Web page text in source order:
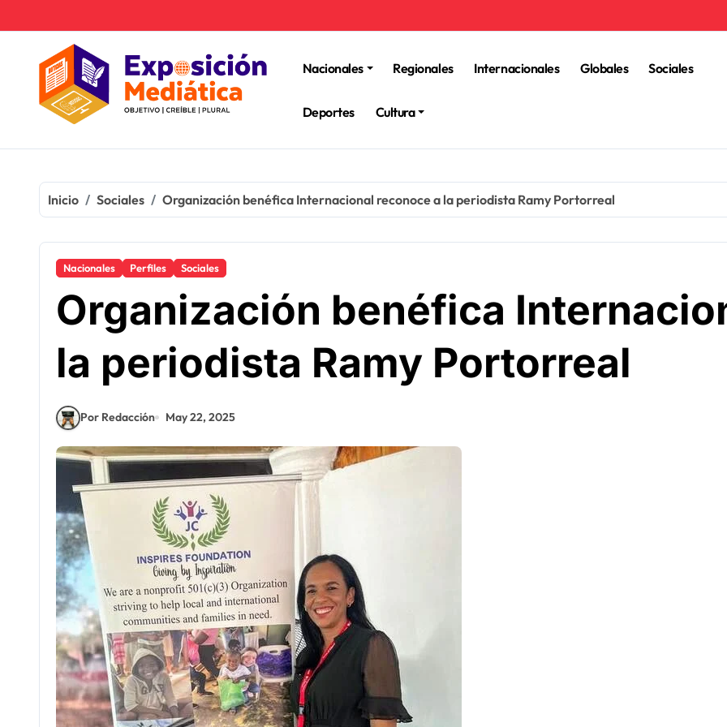
Nacionales
Regionales Internacionales Globales Sociales
Deportes Cultura
Inicio Sociales Organización benéfica Internacional reconoce a la periodista Ramy Portorreal
Nacionales Perfiles Sociales
Organización benéfica
la periodista Ramy Portorreal
Por Redacción May 22, 2025